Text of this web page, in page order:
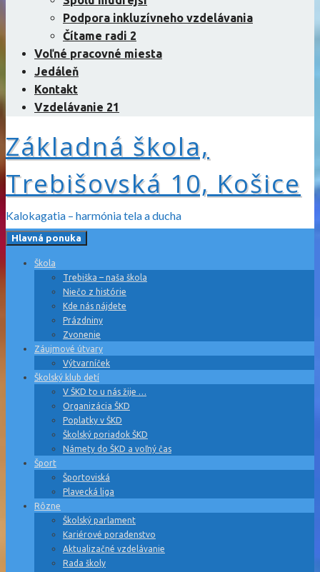
Podpora inkluzívneho vzdelávania
Čítame radi 2
Voľné pracovné miesta
Jedáleň
Kontakt
Vzdelávanie 21
Základná škola,
Trebišovská 10, Košice
Kalokagatia – harmónia tela a ducha
Hlavná ponuka
Škola
Trebiška – naša škola
Niečo z histórie
Kde nás nájdete
Prázdniny
Zvonenie
Záujmové útvary
Výtvarníček
Školský klub detí
V ŠKD to u nás žije …
Organizácia ŠKD
Poplatky v ŠKD
Školský poriadok ŠKD
Námety do ŠKD a voľný čas
Šport
Športoviská
Plavecká liga
Rôzne
Školský parlament
Kariérové poradenstvo
Aktualizačné vzdelávanie
Rada školy